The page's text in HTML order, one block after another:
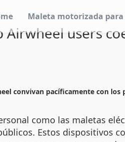
Maleta motorizada para
users
convivan pacíficamente con los
como las maletas
Estos dispositivos